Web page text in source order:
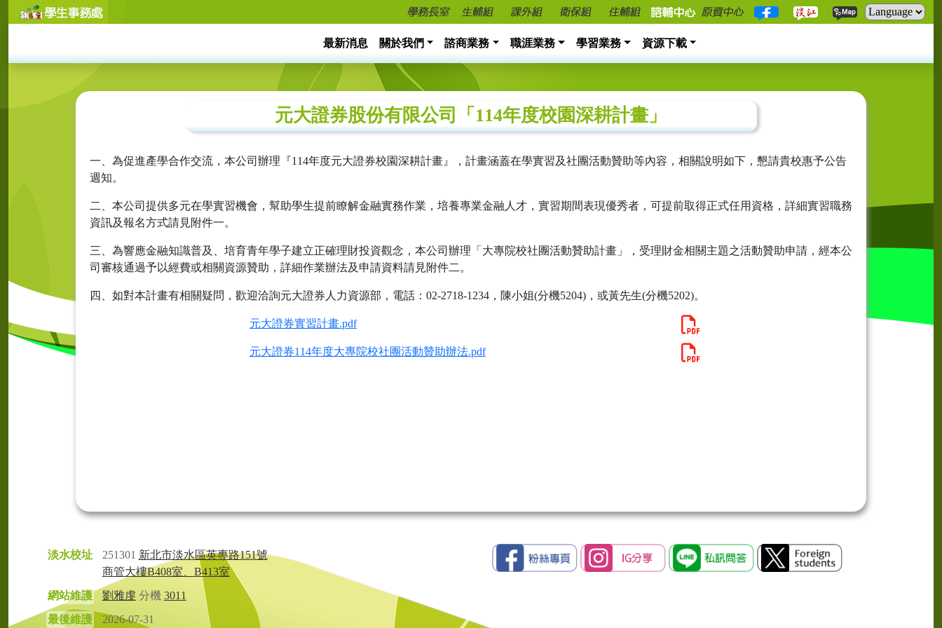
最新消息 關於我們 諮商業務 職涯業務 學習業務 資源下載
元大證券股份有限公司「114年度校園深耕計畫」
一、為促進產學合作交流，本公司辦理『114年度元大證券校園深耕計畫』，計畫涵蓋在學實習及社團活動贊助等內容，相關說明如下，懇請貴校惠予公告
週知。
二、本公司提供多元在學實習機會，幫助學生提前瞭解金融實務作業，培養專業金融人才，實習期間表現優秀者，可提前取得正式任用資格，詳細實習職務
資訊及報名方式請見附件一。
三、為響應金融知識普及、培育青年學子建立正確理財投資觀念，本公司辦理「大專院校社團活動贊助計畫」，受理財金相關主題之活動贊助申請，經本公
司審核通過予以經費或相關資源贊助，詳細作業辦法及申請資料請見附件二。
四、如對本計畫有相關疑問，歡迎洽詢元大證券人力資源部，電話：02-2718-1234，陳小姐(分機5204)，或黃先生(分機5202)。
元大證券實習計畫.pdf
元大證券114年度大專院校社團活動贊助辦法.pdf
淡水校址 251301 新北市淡水區英專路151號
商管大樓B408室、B413室
網站維護
劉雅虔分機 3011
最後維護
2026-07-31